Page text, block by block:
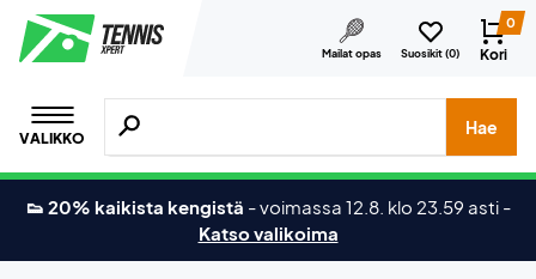
Mailat opas Suosikit (0)
0
Kori
VALIKKO
Hae tuotteita, merkkejä jne.
Hae
👟 20% kaikista kengistä -voimassa 12.8. klo 23.59 asti -
Katso valikoima